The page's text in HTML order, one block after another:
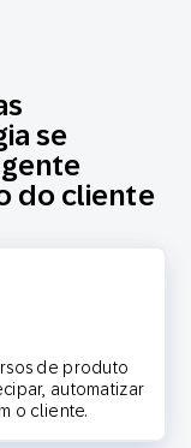
se
do cliente
de produto
automatizar
o cliente.